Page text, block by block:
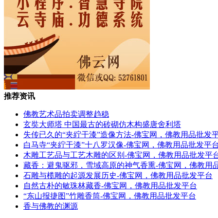
推荐资讯
佛教艺术品拍卖调整趋稳
玄奘大师塔 中国最古的砖砌仿木构盛唐舍利塔
失传已久的“夹紵干漆”造像方法-佛宝网，佛教用品批发
白马寺“夹紵干漆”十八罗汉像-佛宝网，佛教用品批发平台
木雕工艺品与工艺木雕的区别-佛宝网，佛教用品批发平
藏香：避鬼驱邪，雪域高原的神气香熏-佛宝网，佛教用
石雕与榄雕的起源发展历史-佛宝网，佛教用品批发平台
自然古朴的敏珠林藏香-佛宝网，佛教用品批发平台
“东山报捷图”竹雕香筒-佛宝网，佛教用品批发平台
香与佛教的渊源